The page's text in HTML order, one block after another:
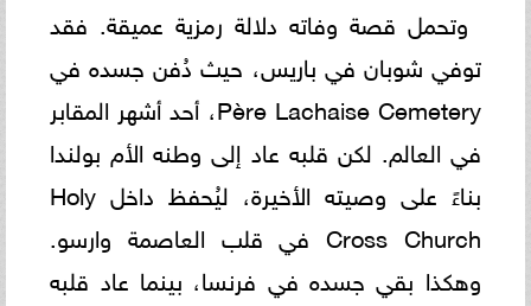
وتحمل قصة وفاته دلالة رمزية عميقة. فقد
توفي شوبان في باريس، حيث دُفن جسده في
Père Lachaise Cemetery، أحد أشهر المقابر
في العالم. لكن قلبه عاد إلى وطنه الأم بولندا
بناءً على وصيته الأخيرة، ليُحفظ داخل Holy
Cross Church في قلب العاصمة وارسو.
وهكذا بقي جسده في فرنسا، بينما عاد قلبه